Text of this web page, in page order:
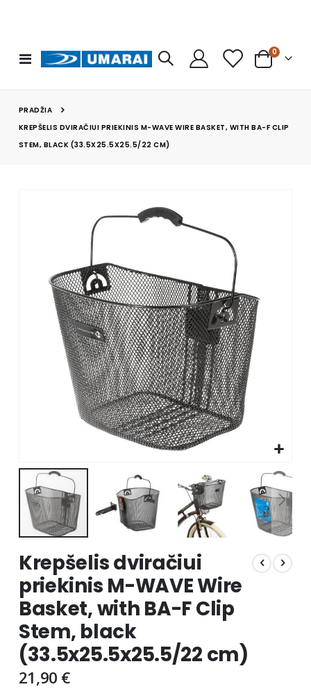
Toggle
Nav
Cart
0prekės
PRADŽIA
KREPŠELIS DVIRAČIUI PRIEKINIS M-WAVE WIRE BASKET, WITH BA-F CLIP
STEM, BLACK (33.5X25.5X25.5/22 CM)
images
to
the
beginning
of
the
images
gallery
Krepšelis dviračiui
priekinis M-WAVE Wire
Basket, with BA-F Clip
Stem, black
(33.5x25.5x25.5/22 cm)
21,90 €